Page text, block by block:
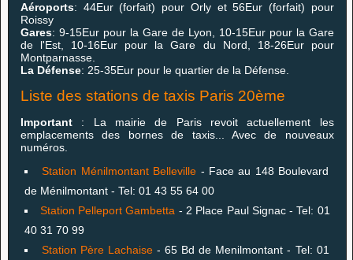
Aéroports: 44Eur (forfait) pour Orly et 56Eur (forfait) pour
Roissy
Gares: 9-15Eur pour la Gare de Lyon, 10-15Eur pour la Gare
de l'Est, 10-16Eur pour la Gare du Nord, 18-26Eur pour
Montparnasse.
La Défense: 25-35Eur pour le quartier de la Défense.
Liste des stations de taxis Paris 20ème
Important: La mairie de Paris revoit actuellement les
emplacements des bornes de taxis... Avec de nouveaux
numéros.
Station Ménilmontant Belleville - Face au 148 Boulevard
de Ménilmontant - Tel: 01 43 55 64 00
Station Pelleport Gambetta - 2 Place Paul Signac - Tel: 01
40 31 70 99
Station Père Lachaise- 65 Bd de Menilmontant - Tel: 01